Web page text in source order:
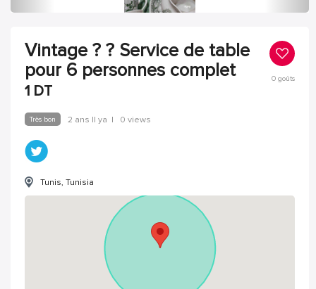
Vintage ? ? Service de table
pour 6 personnes complet
1 DT
0goûts
Très bon 2 ans Il ya | 0 views
Tunis, Tunisia